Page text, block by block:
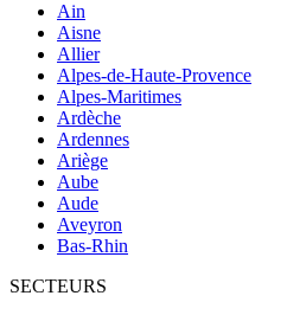
Ain
Aisne
Allier
Alpes-de-Haute-Provence
Alpes-Maritimes
Ardèche
Ardennes
Ariège
Aube
Aude
Aveyron
Bas-Rhin
SECTEURS